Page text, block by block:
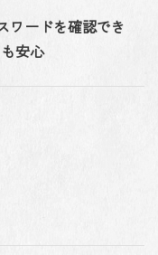
ワードを確認でき
安心